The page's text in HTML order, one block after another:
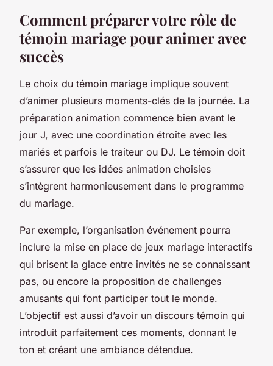
Comment préparer votre rôle de
témoin mariage pour animer avec
succès
Le choix du témoin mariage implique souvent
d’animer plusieurs moments-clés de la journée. La
préparation animation commence bien avant le
jour J, avec une coordination étroite avec les
mariés et parfois le traiteur ou DJ. Le témoin doit
s’assurer que les idées animation choisies
s’intègrent harmonieusement dans le programme
du mariage.
Par exemple, l’organisation événement pourra
inclure la mise en place de jeux mariage interactifs
qui brisent la glace entre invités ne se connaissant
pas, ou encore la proposition de challenges
amusants qui font participer tout le monde.
L’objectif est aussi d’avoir un discours témoin qui
introduit parfaitement ces moments, donnant le
ton et créant une ambiance détendue.